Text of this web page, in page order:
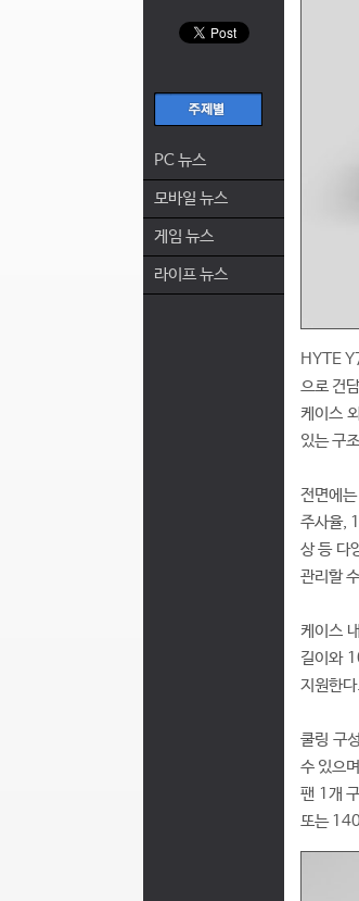
PC 뉴스
모바일 뉴스
게임 뉴스
라이프 뉴스
HYTE
으로 건
케이스
있는 구
전면에
주사율,
상 등 다
관리할
케이스
길이와
지원한
쿨링 구
수 있으
팬 1개
또는